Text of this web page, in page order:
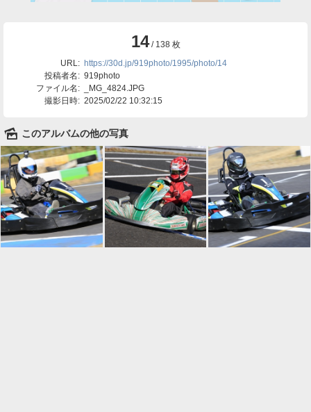
14/ 138 枚
URL: https://30d.jp/919photo/1995/photo/14
投稿者名: 919photo
ファイル名:
_MG_4824.JPG
撮影日時: 2025/02/22 10:32:15
🌄 このアルバムの他の写真